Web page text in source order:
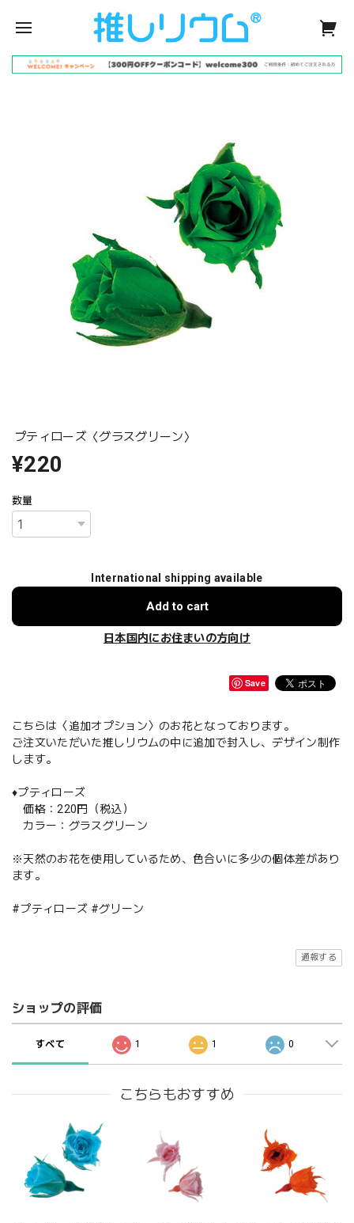
プティローズ〈グラスグリーン〉
¥220
数量
International shipping available
Add to cart
日本国内にお住まいの方向け
Save
こちらは〈追加オプション〉のお花となっております。
ご注文いただいた推しリウムの中に追加で封入し、デザイン制作
します。
♦️プティローズ
価格：220円（税込）
カラー：グラスグリーン
※天然のお花を使用しているため、色合いに多少の個体差があり
ます。
#プティローズ #グリーン
通報する
ショップの評価
すべて 1 1 0
こちらもおすすめ